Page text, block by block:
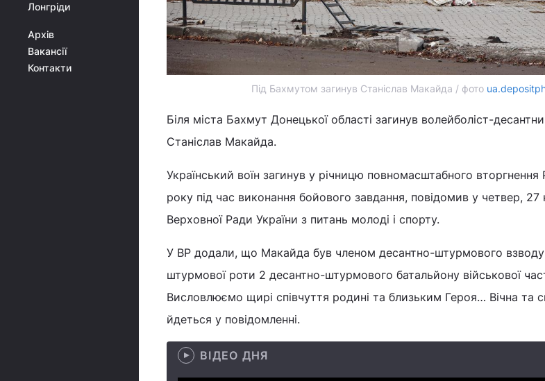
Лонгріди
Архів
Вакансії
Контакти
Під Бахмутом загинув Станіслав Макайда / фото
Біля міста Бахмут Донецької області загинув волейболіст-
Станіслав Макайда.
Український воїн загинув у річницю повномасштабного
року під час виконання бойового завдання, повідомив у четвер, 27
Верховної Ради України з питань молоді і спорту.
У ВР додали, що Макайда був членом десантно-штурмового
штурмової роти 2 десантно-штурмового батальйону військової
Висловлюємо щирі співчуття родині та близьким Героя… Вічна та
йдеться у повідомленні.
ВІДЕО ДНЯ